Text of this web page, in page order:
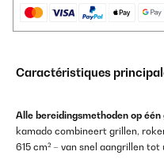
Caractéristiques
Alle bereidingsmethoden op
kamado combineert grillen,
615 cm² – van snel aangrillen